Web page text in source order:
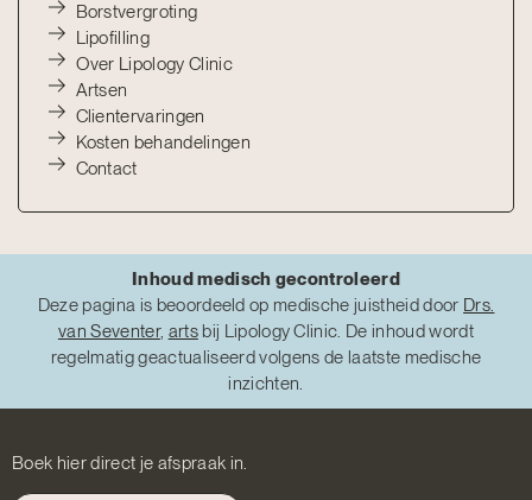
Borstvergroting
Lipofilling
Over Lipology Clinic
Artsen
Clientervaringen
Kosten behandelingen
Contact
Inhoud medisch gecontroleerd
Deze pagina is beoordeeld op medische juistheid door Drs.
van Seventer, artsbij Lipology Clinic. De inhoud wordt
regelmatig geactualiseerd volgens de laatste medische
inzichten.
Boek hier direct je afspraak in.